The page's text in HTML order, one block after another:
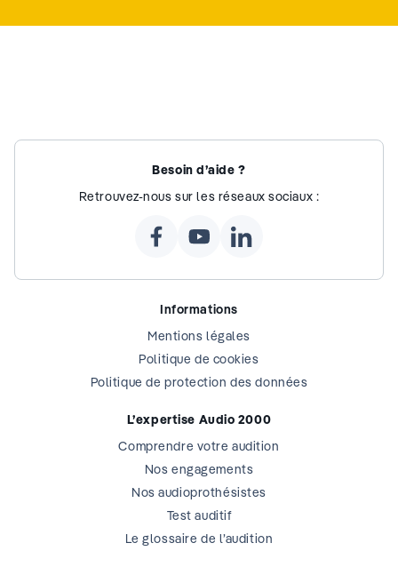
Besoin d’aide ?
Retrouvez-nous sur les réseaux sociaux :
Informations
Mentions légales
Politique de cookies
Politique de protection des données
L’expertise Audio 2000
Comprendre votre audition
Nos engagements
Nos audioprothésistes
Test auditif
Le glossaire de l’audition